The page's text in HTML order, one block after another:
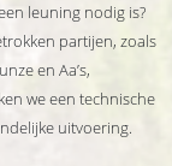
leuning nodig is?
partijen, zoals
en Aa’s,
we een technische
uitvoering.